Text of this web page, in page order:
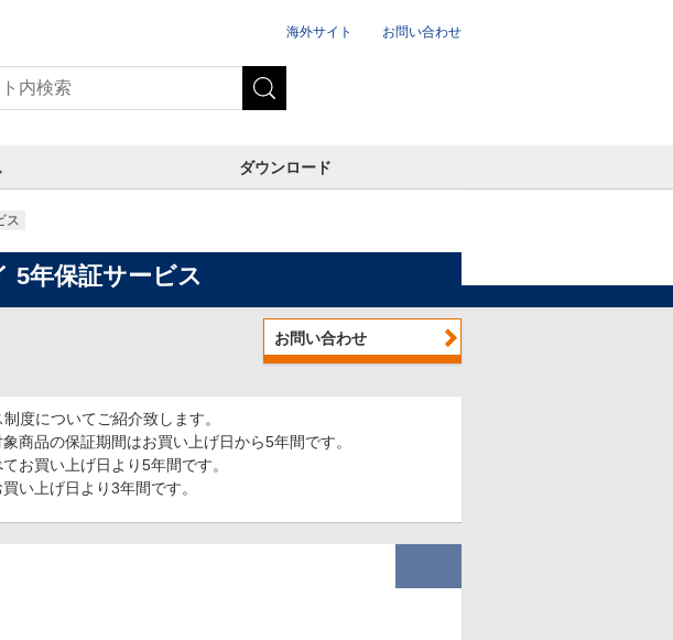
海外サイト お問い合わせ
ダウンロード
ス
5年保証サービス
お問い合わせ
度についてご紹介致します。
商品の保証期間はお買い上げ日から5年間です。
お買い上げ日より5年間です。
い上げ日より3年間です。